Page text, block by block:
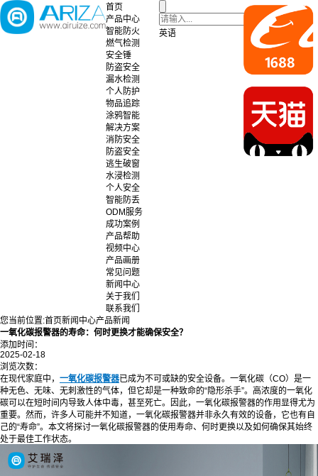
首页
产品中心
智能防火
燃气检测
安全锤
防盗安全
漏水检测
个人防护
物品追踪
涂鸦智能
解决方案
消防安全
防盗安全
逃生破窗
水浸检测
个人安全
智能防丢
ODM服务
成功案例
产品帮助
视频中心
产品画册
常见问题
新闻中心
关于我们
联系我们
英语
您当前位置:首页新闻中心产品新闻
一氧化碳报警器的寿命：何时更换才能确保安全？
添加时间：
2025-02-18
浏览次数：
在现代家庭中， 一氧化碳报警器已成为不可或缺的安全设备。一氧化碳（CO）是一
种无色、无味、无刺激性的气体，但它却是一种致命的“隐形杀手”。高浓度的一氧化
碳可以在短时间内导致人体中毒，甚至死亡。因此，一氧化碳报警器的作用显得尤为
重要。然而，许多人可能并不知道，一氧化碳报警器并非永久有效的设备，它也有自
己的“寿命”。本文将探讨一氧化碳报警器的使用寿命、何时更换以及如何确保其始终
处于最佳工作状态。